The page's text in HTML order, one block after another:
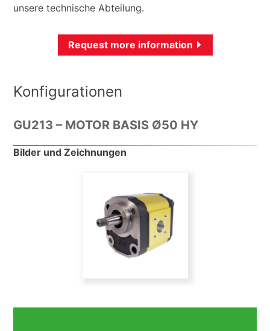
unsere technische Abteilung.
Request more information
Konfigurationen
GU213 – MOTOR BASIS Ø50 HY
Bilder und Zeichnungen